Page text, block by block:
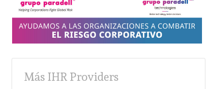
Más IHR Providers